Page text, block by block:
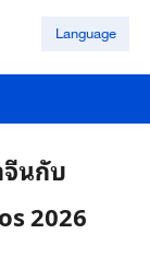
Language
จีนกับ
2026